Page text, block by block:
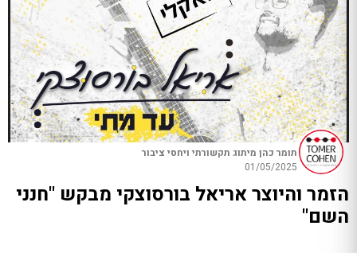
תומר כהן מיתוג תקשורתי ויחסי ציבור
01/05/2025
הזמר והיוצר אריאל בורסוצקי מבקש "חנני
השם"